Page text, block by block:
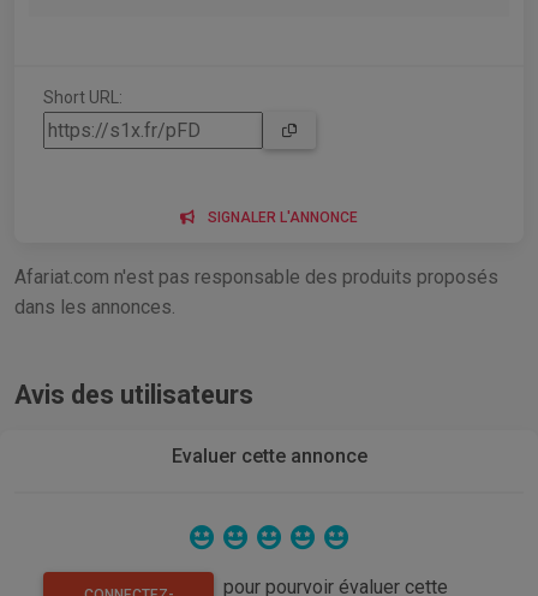
Short URL:
SIGNALER L'ANNONCE
Afariat.com n'est pas responsable des produits proposés
dans les annonces.
Avis des utilisateurs
Evaluer cette annonce
pour pourvoir évaluer cette